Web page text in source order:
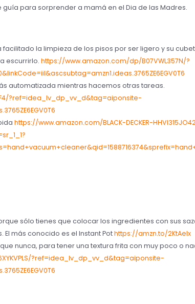
para sorprender a mamá en el Dia de las Madres.
la limpieza de los pisos por ser ligero y su
escurrirlo. https://www.amazon.com/dp/B07VWL357N/?
automatizada mientras hacemos otras tareas.
?ref=idea_lv_dp_vv_d&tag=aiponsite-
https://www.amazon.com/BLACK-DECKER-
sólo tienes que colocar los ingredientes con sus
más conocido es el Instant Pothttps://amzn.to/2KtAelx
nunca, para tener una textura frita con muy poco o
?ref=idea_lv_dp_vv_d&tag=aiponsite-